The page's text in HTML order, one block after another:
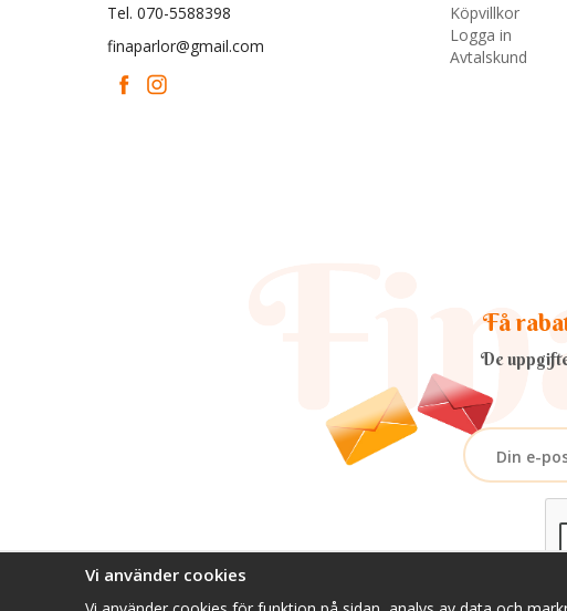
Tel. 070-5588398
finaparlor@gmail.com
Köpvillkor
Logga in
Avtalskund
Få
De
Vi använder cookies